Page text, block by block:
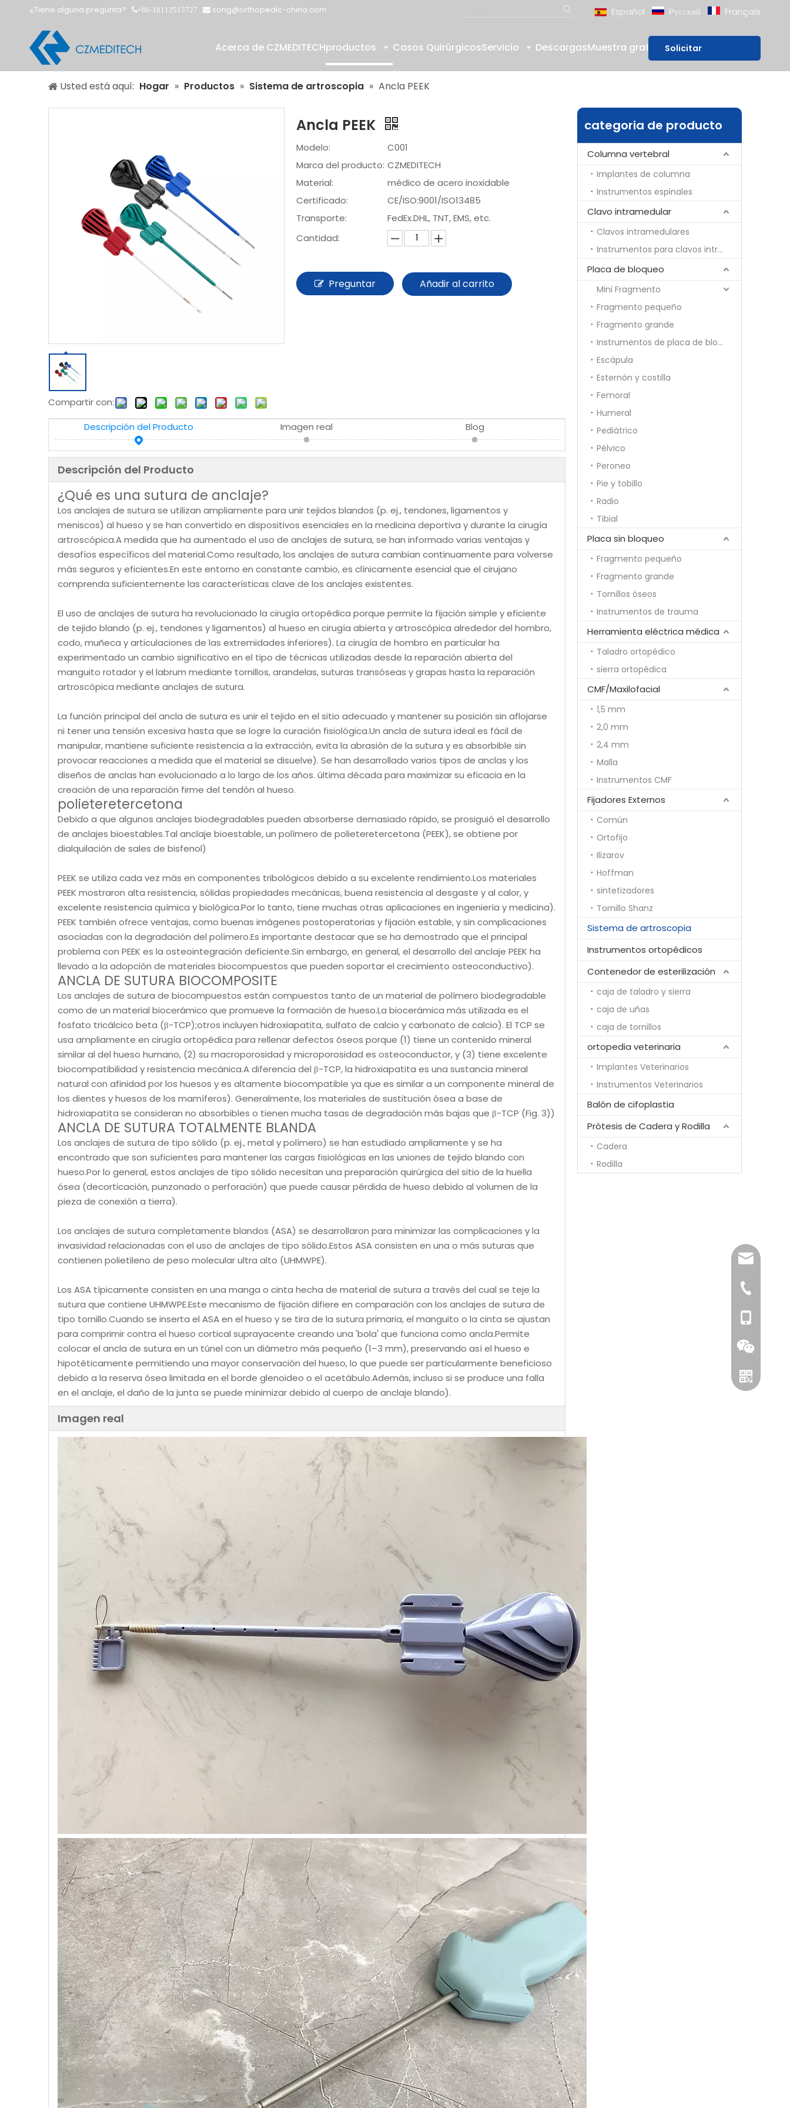
¿Tiene alguna pregunta? +86-18112515727  song@orthopedic-china.com Español Pусский Français
Acerca de CZMEDITECHproductos Casos QuirúrgicosServicio DescargasMuestra gratis Blog
Solicitar
presupuesto
Usted está aquí: Hogar » Productos » Sistema de artroscopia » Ancla PEEK
Compartir con:
Ancla PEEK
Modelo:
C001
Marca del producto: CZMEDITECH
Material:
médico de acero inoxidable
Certificado:
CE/ISO:9001/ISO13485
Transporte:
FedEx.DHL, TNT, EMS, etc.
Cantidad:
Preguntar Añadir al carrito
Descripción del Producto Imagen real Blog
Descripción del Producto
¿Qué es una sutura de anclaje?
Los anclajes de sutura se utilizan ampliamente para unir tejidos blandos (p. ej., tendones, ligamentos y
meniscos) al hueso y se han convertido en dispositivos esenciales en la medicina deportiva y durante la cirugía
artroscópica.A medida que ha aumentado el uso de anclajes de sutura, se han informado varias ventajas y
desafíos específicos del material.Como resultado, los anclajes de sutura cambian continuamente para volverse
más seguros y eficientes.En este entorno en constante cambio, es clínicamente esencial que el cirujano
comprenda suficientemente las características clave de los anclajes existentes.
El uso de anclajes de sutura ha revolucionado la cirugía ortopédica porque permite la fijación simple y eficiente
de tejido blando (p. ej., tendones y ligamentos) al hueso en cirugía abierta y artroscópica alrededor del hombro,
codo, muñeca y articulaciones de las extremidades inferiores). La cirugía de hombro en particular ha
experimentado un cambio significativo en el tipo de técnicas utilizadas desde la reparación abierta del
manguito rotador y el labrum mediante tornillos, arandelas, suturas transóseas y grapas hasta la reparación
artroscópica mediante anclajes de sutura.
La función principal del ancla de sutura es unir el tejido en el sitio adecuado y mantener su posición sin aflojarse
ni tener una tensión excesiva hasta que se logre la curación fisiológica.Un ancla de sutura ideal es fácil de
manipular, mantiene suficiente resistencia a la extracción, evita la abrasión de la sutura y es absorbible sin
provocar reacciones a medida que el material se disuelve). Se han desarrollado varios tipos de anclas y los
diseños de anclas han evolucionado a lo largo de los años. última década para maximizar su eficacia en la
creación de una reparación firme del tendón al hueso.
polieteretercetona
Debido a que algunos anclajes biodegradables pueden absorberse demasiado rápido, se prosiguió el desarrollo
de anclajes bioestables.Tal anclaje bioestable, un polímero de polieteretercetona (PEEK), se obtiene por
dialquilación de sales de bisfenol)
PEEK se utiliza cada vez más en componentes tribológicos debido a su excelente rendimiento.Los materiales
PEEK mostraron alta resistencia, sólidas propiedades mecánicas, buena resistencia al desgaste y al calor, y
excelente resistencia química y biológica.Por lo tanto, tiene muchas otras aplicaciones en ingeniería y medicina).
PEEK también ofrece ventajas, como buenas imágenes postoperatorias y fijación estable, y sin complicaciones
asociadas con la degradación del polímero.Es importante destacar que se ha demostrado que el principal
problema con PEEK es la osteointegración deficiente.Sin embargo, en general, el desarrollo del anclaje PEEK ha
llevado a la adopción de materiales biocompuestos que pueden soportar el crecimiento osteoconductivo).
ANCLA DE SUTURA BIOCOMPOSITE
Los anclajes de sutura de biocompuestos están compuestos tanto de un material de polímero biodegradable
como de un material biocerámico que promueve la formación de hueso.La biocerámica más utilizada es el
fosfato tricálcico beta (β-TCP);otros incluyen hidroxiapatita, sulfato de calcio y carbonato de calcio). El TCP se
usa ampliamente en cirugía ortopédica para rellenar defectos óseos porque (1) tiene un contenido mineral
similar al del hueso humano, (2) su macroporosidad y microporosidad es osteoconductor, y (3) tiene excelente
biocompatibilidad y resistencia mecánica.A diferencia del β-TCP, la hidroxiapatita es una sustancia mineral
natural con afinidad por los huesos y es altamente biocompatible ya que es similar a un componente mineral de
los dientes y huesos de los mamíferos). Generalmente, los materiales de sustitución ósea a base de
hidroxiapatita se consideran no absorbibles o tienen mucha tasas de degradación más bajas que β-TCP (Fig. 3))
ANCLA DE SUTURA TOTALMENTE BLANDA
Los anclajes de sutura de tipo sólido (p. ej., metal y polímero) se han estudiado ampliamente y se ha
encontrado que son suficientes para mantener las cargas fisiológicas en las uniones de tejido blando con
hueso.Por lo general, estos anclajes de tipo sólido necesitan una preparación quirúrgica del sitio de la huella
ósea (decorticación, punzonado o perforación) que puede causar pérdida de hueso debido al volumen de la
pieza de conexión a tierra).
Los anclajes de sutura completamente blandos (ASA) se desarrollaron para minimizar las complicaciones y la
invasividad relacionadas con el uso de anclajes de tipo sólido.Estos ASA consisten en una o más suturas que
contienen polietileno de peso molecular ultra alto (UHMWPE).
Los ASA típicamente consisten en una manga o cinta hecha de material de sutura a través del cual se teje la
sutura que contiene UHMWPE.Este mecanismo de fijación difiere en comparación con los anclajes de sutura de
tipo tornillo.Cuando se inserta el ASA en el hueso y se tira de la sutura primaria, el manguito o la cinta se ajustan
para comprimir contra el hueso cortical suprayacente creando una 'bola' que funciona como ancla.Permite
colocar el ancla de sutura en un túnel con un diámetro más pequeño (1–3 mm), preservando así el hueso e
hipotéticamente permitiendo una mayor conservación del hueso, lo que puede ser particularmente beneficioso
debido a la reserva ósea limitada en el borde glenoideo o el acetábulo.Además, incluso si se produce una falla
en el anclaje, el daño de la junta se puede minimizar debido al cuerpo de anclaje blando).
Imagen real
categoria de producto
Columna vertebral
Implantes de columna
Instrumentos espinales
Clavo intramedular
Clavos intramedulares
Instrumentos para clavos intramedulares
Placa de bloqueo
Mini Fragmento
Fragmento pequeño
Fragmento grande
Instrumentos de placa de bloqueo
Escápula
Esternón y costilla
Femoral
Humeral
Pediátrico
Pélvico
Peroneo
Pie y tobillo
Radio
Tibial
Placa sin bloqueo
Fragmento pequeño
Fragmento grande
Tornillos óseos
Instrumentos de trauma
Herramienta eléctrica médica
Taladro ortopédico
sierra ortopédica
CMF/Maxilofacial
1,5 mm
2,0 mm
2,4 mm
Malla
Instrumentos CMF
Fijadores Externos
Común
Ortofijo
Ilizarov
Hoffman
sintetizadores
Tornillo Shanz
Sistema de artroscopia
Instrumentos ortopédicos
Contenedor de esterilización
caja de taladro y sierra
caja de uñas
caja de tornillos
ortopedia veterinaria
Implantes Veterinarios
Instrumentos Veterinarios
Balón de cifoplastia
Prótesis de Cadera y Rodilla
Cadera
Rodilla
+86-519-